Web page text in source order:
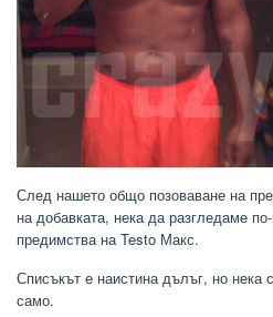
След нашето общо позоваване на
на добавката, нека да разгледаме
предимства на Testo Макс.
Списъкът е наистина дълъг, но нека
само.